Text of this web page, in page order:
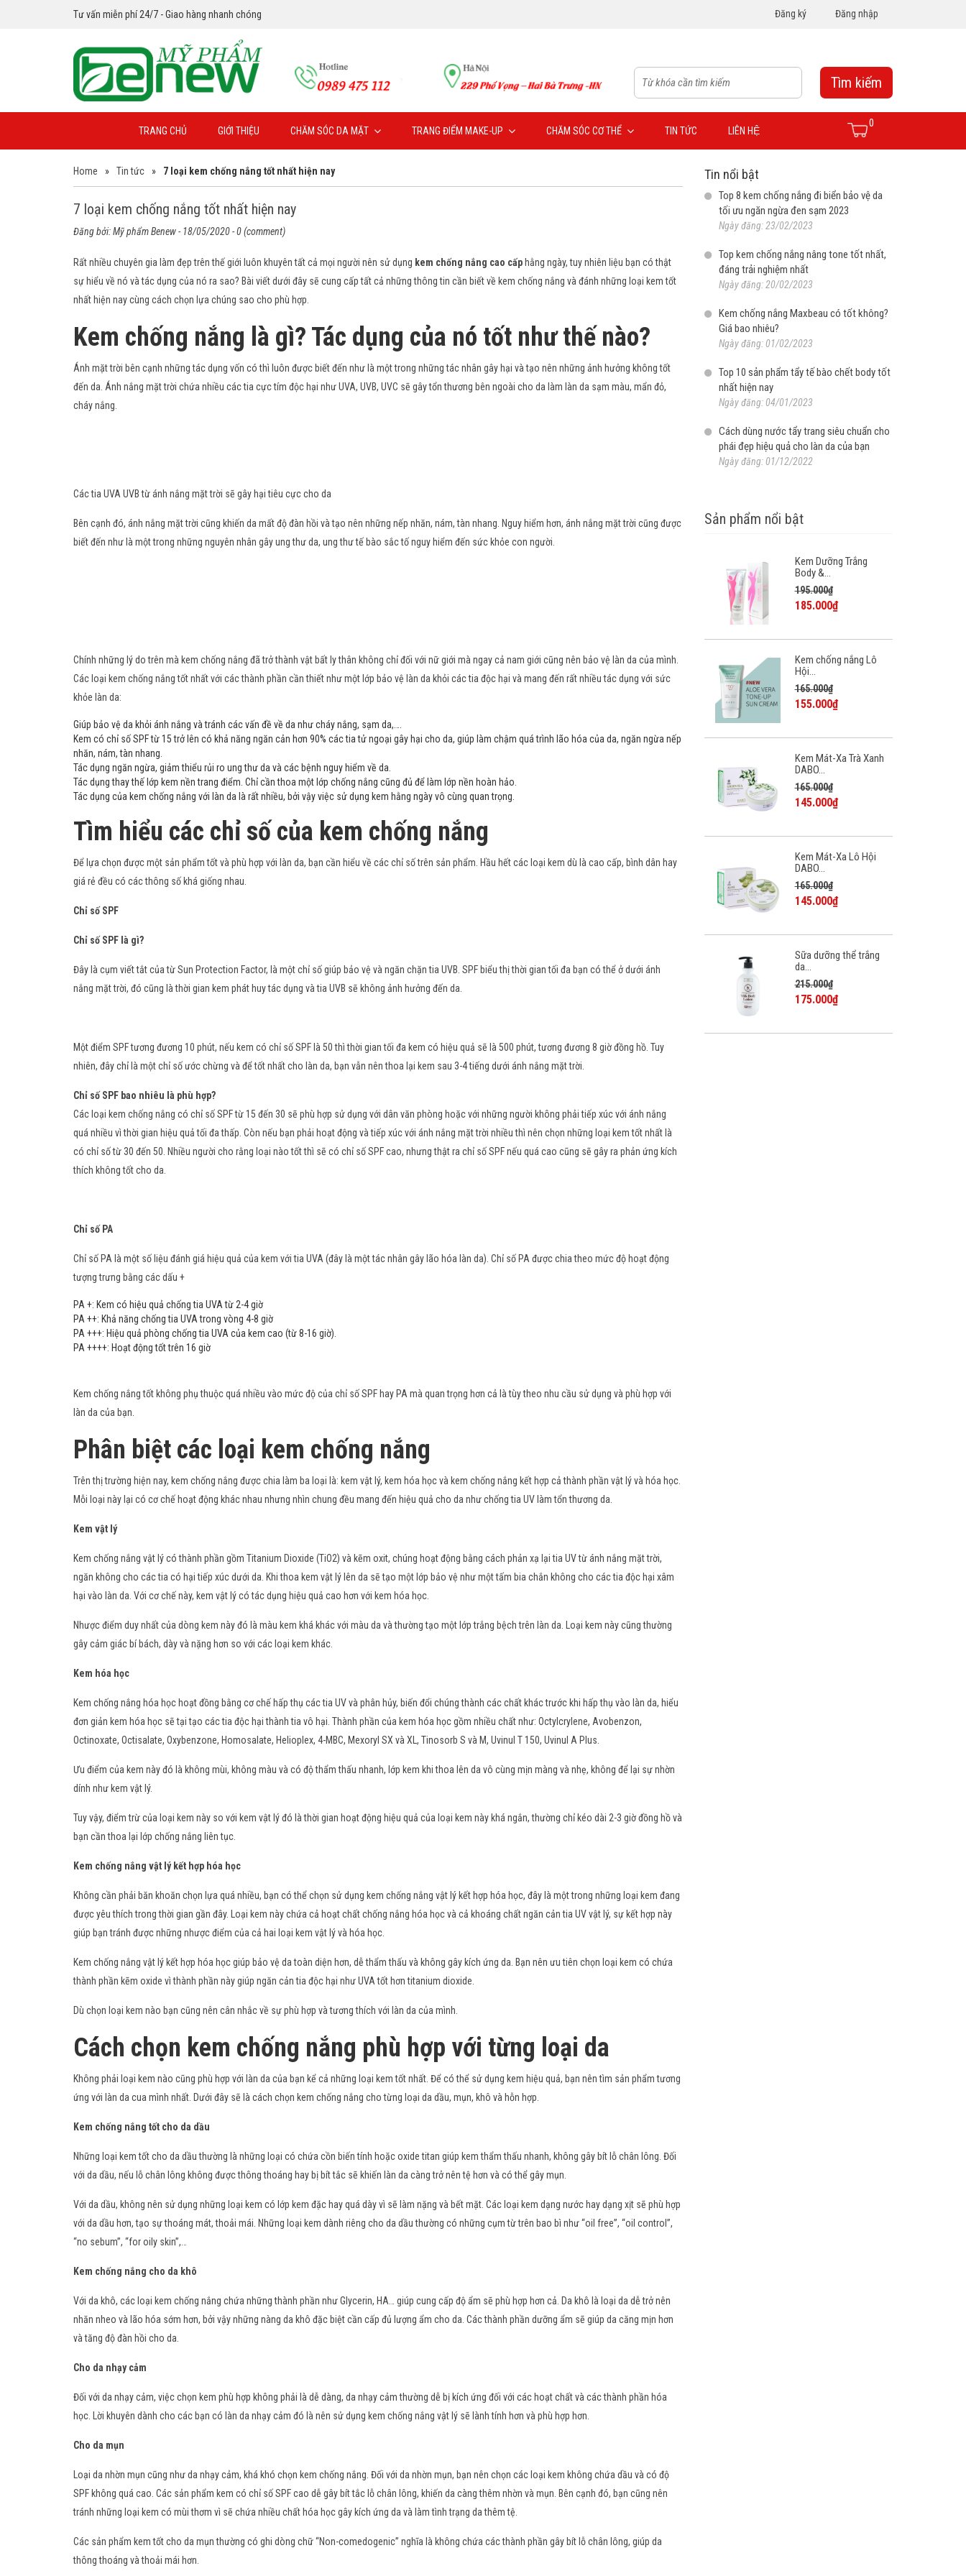
Tư vấn miễn phí 24/7 - Giao hàng nhanh chóng Đăng nhập
Đăng ký
Tìm kiếm
TRANG CHỦ GIỚI THIỆU CHĂM SÓC DA MẶT TRANG ĐIỂM MAKE-UP CHĂM SÓC CƠ THỂ TIN TỨC LIÊN HỆ
0
Home » Tin tức » 7 loại kem chống nắng tốt nhất hiện nay
7 loại kem chống nắng tốt nhất hiện nay
Đăng bởi:Mỹ phẩm Benew- 18/05/2020 - 0 (comment)
Rất nhiều chuyên gia làm đẹp trên thế giới luôn khuyên tất cả mọi người nên sử dụng kem chống nắng cao cấp hằng ngày, tuy nhiên liệu bạn có thật
sự hiểu về nó và tác dụng của nó ra sao? Bài viết dưới đây sẽ cung cấp tất cả những thông tin cần biết về kem chống nắng và đánh những loại kem tốt
nhất hiện nay cùng cách chọn lựa chúng sao cho phù hợp.
Kem chống nắng là gì? Tác dụng của nó tốt như thế nào?
Ánh mặt trời bên cạnh những tác dụng vốn có thì luôn được biết đến như là một trong những tác nhân gây hại và tạo nên những ảnh hưởng không tốt
đến da. Ánh nắng mặt trời chứa nhiều các tia cực tím độc hại như UVA, UVB, UVC sẽ gây tổn thương bên ngoài cho da làm làn da sạm màu, mẩn đỏ,
cháy nắng.
Các tia UVA UVB từ ánh nắng mặt trời sẽ gây hại tiêu cực cho da
Bên cạnh đó, ánh nắng mặt trời cũng khiến da mất độ đàn hồi và tạo nên những nếp nhăn, nám, tàn nhang. Nguy hiểm hơn, ánh nắng mặt trời cũng được
biết đến như là một trong những nguyên nhân gây ung thư da, ung thư tế bào sắc tố nguy hiểm đến sức khỏe con người.
Chính những lý do trên mà kem chống nắng đã trở thành vật bất ly thân không chỉ đối với nữ giới mà ngay cả nam giới cũng nên bảo vệ làn da của mình.
Các loại kem chống nắng tốt nhấtvới các thành phần cần thiết như một lớp bảo vệ làn da khỏi các tia độc hại và mang đến rất nhiều tác dụng với sức
khỏe làn da:
Giúp bảo vệ da khỏi ánh nắng và tránh các vấn đề về da như cháy nắng, sạm da,….
Kem có chỉ số SPF từ 15 trở lên có khả năng ngăn cản hơn 90% các tia tử ngoại gây hại cho da, giúp làm chậm quá trình lão hóa của da, ngăn ngừa nếp
nhăn, nám, tàn nhang.
Tác dụng ngăn ngừa, giảm thiểu rủi ro ung thư da và các bệnh nguy hiểm về da.
Tác dụng thay thế lớp kem nền trang điểm. Chỉ cần thoa một lớp chống nắng cũng đủ để làm lớp nền hoàn hảo.
Tác dụng của kem chống nắng với làn da là rất nhiều, bởi vậy việc sử dụng kem hằng ngày vô cùng quan trọng.
Tìm hiểu các chỉ số của kem chống nắng
Để lựa chọn được một sản phẩm tốt và phù hợp với làn da, bạn cần hiểu về các chỉ số trên sản phẩm. Hầu hết các loại kem dù là cao cấp, bình dân hay
giá rẻ đều có các thông số khá giống nhau.
Chỉ số SPF
Chỉ số SPF là gì?
Đây là cụm viết tắt của từ Sun Protection Factor, là một chỉ số giúp bảo vệ và ngăn chặn tia UVB. SPF biểu thị thời gian tối đa bạn có thể ở dưới ánh
nắng mặt trời, đó cũng là thời gian kem phát huy tác dụng và tia UVB sẽ không ảnh hưởng đến da.
Một điểm SPF tương đương 10 phút, nếu kem có chỉ số SPF là 50 thì thời gian tối đa kem có hiệu quả sẽ là 500 phút, tương đương 8 giờ đồng hồ. Tuy
nhiên, đây chỉ là một chỉ số ước chừng và để tốt nhất cho làn da, bạn vẫn nên thoa lại kem sau 3-4 tiếng dưới ánh nắng mặt trời.
Chỉ số SPF bao nhiêu là phù hợp?
Các loại kem chống nắng có chỉ số SPF từ 15 đến 30 sẽ phù hợp sử dụng với dân văn phòng hoặc với những người không phải tiếp xúc với ánh nắng
quá nhiều vì thời gian hiệu quả tối đa thấp. Còn nếu bạn phải hoạt động và tiếp xúc với ánh nắng mặt trời nhiều thì nên chọn những loại kem tốt nhất là
có chỉ số từ 30 đến 50. Nhiều người cho rằng loại nào tốt thì sẽ có chỉ số SPF cao, nhưng thật ra chỉ số SPF nếu quá cao cũng sẽ gây ra phản ứng kích
thích không tốt cho da.
Chỉ số PA
Chỉ số PA là một số liệu đánh giá hiệu quả của kem với tia UVA (đây là một tác nhân gây lão hóa làn da). Chỉ số PA được chia theo mức độ hoạt động
tượng trưng bằng các dấu +
PA +: Kem có hiệu quả chống tia UVA từ 2-4 giờ
PA ++: Khả năng chống tia UVA trong vòng 4-8 giờ
PA +++: Hiệu quả phòng chống tia UVA của kem cao (từ 8-16 giờ).
PA ++++: Hoạt động tốt trên 16 giờ
Kem chống nắng tốt không phụ thuộc quá nhiều vào mức độ của chỉ số SPF hay PA mà quan trọng hơn cả là tùy theo nhu cầu sử dụng và phù hợp với
làn da của bạn.
Phân biệt các loại kem chống nắng
Trên thị trường hiện nay, kem chống nắng được chia làm ba loại là: kem vật lý, kem hóa học và kem chống nắng kết hợp cả thành phần vật lý và hóa học.
Mỗi loại này lại có cơ chế hoạt động khác nhau nhưng nhìn chung đều mang đến hiệu quả cho da như chống tia UV làm tổn thương da.
Kem vật lý
Kem chống nắng vật lý có thành phần gồm Titanium Dioxide (TiO2) và kẽm oxit, chúng hoạt động bằng cách phản xạ lại tia UV từ ánh nắng mặt trời,
ngăn không cho các tia có hại tiếp xúc dưới da. Khi thoa kem vật lý lên da sẽ tạo một lớp bảo vệ như một tấm bia chắn không cho các tia độc hại xâm
hại vào làn da. Với cơ chế này, kem vật lý có tác dụng hiệu quả cao hơn với kem hóa học.
Nhược điểm duy nhất của dòng kem này đó là màu kem khá khác với màu da và thường tạo một lớp trắng bệch trên làn da. Loại kem này cũng thường
gây cảm giác bí bách, dày và nặng hơn so với các loại kem khác.
Kem hóa học
Kem chống nắng hóa học hoạt đồng bằng cơ chế hấp thụ các tia UV và phân hủy, biến đổi chúng thành các chất khác trước khi hấp thụ vào làn da, hiểu
đơn giản kem hóa học sẽ tại tạo các tia độc hại thành tia vô hại. Thành phần của kem hóa học gồm nhiều chất như: Octylcrylene, Avobenzon,
Octinoxate, Octisalate, Oxybenzone, Homosalate, Helioplex, 4-MBC, Mexoryl SX và XL, Tinosorb S và M, Uvinul T 150, Uvinul A Plus.
Ưu điểm của kem này đó là không mùi, không màu và có độ thẩm thấu nhanh, lớp kem khi thoa lên da vô cùng mịn màng và nhẹ, không để lại sự nhờn
dính như kem vật lý.
Tuy vậy, điểm trừ của loại kem này so với kem vật lý đó là thời gian hoạt động hiệu quả của loại kem này khá ngắn, thường chỉ kéo dài 2-3 giờ đồng hồ và
bạn cần thoa lại lớp chống nắng liên tục.
Kem chống nắng vật lý kết hợp hóa học
Không cần phải băn khoăn chọn lựa quá nhiều, bạn có thể chọn sử dụng kem chống nắng vật lý kết hợp hóa học, đây là một trong những loại kem đang
được yêu thích trong thời gian gần đây. Loại kem này chứa cả hoạt chất chống nắng hóa học và cả khoáng chất ngăn cản tia UV vật lý, sự kết hợp này
giúp bạn tránh được những nhược điểm của cả hai loại kem vật lý và hóa học.
Kem chống nắng vật lý kết hợp hóa học giúp bảo vệ da toàn diện hơn, dễ thẩm thấu và không gây kích ứng da. Bạn nên ưu tiên chọn loại kem có chứa
thành phần kẽm oxide vì thành phần này giúp ngăn cản tia độc hại như UVA tốt hơn titanium dioxide.
Dù chọn loại kem nào bạn cũng nên cân nhắc về sự phù hợp và tương thích với làn da của mình.
Cách chọn kem chống nắng phù hợp với từng loại da
Không phải loại kem nào cũng phù hợp với làn da của bạn kể cả những loại kem tốt nhất. Để có thể sử dụng kem hiệu quả, bạn nên tìm sản phẩm tương
ứng với làn da cua mình nhất. Dưới đây sẽ là cách chọn kem chống nắng cho từng loại da dầu, mụn, khô và hỗn hợp.
Kem chống nắng tốt cho da dầu
Những loại kem tốt cho da dầu thường là những loại có chứa cồn biến tính hoặc oxide titan giúp kem thẩm thấu nhanh, không gây bít lỗ chân lông. Đối
với da dầu, nếu lỗ chân lông không được thông thoáng hay bị bít tắc sẽ khiến làn da càng trở nên tệ hơn và có thể gây mụn.
Với da dầu, không nên sử dụng những loại kem có lớp kem đặc hay quá dày vì sẽ làm nặng và bết mặt. Các loại kem dạng nước hay dạng xịt sẽ phù hợp
với da dầu hơn, tạo sự thoáng mát, thoải mái. Những loại kem dành riêng cho da dầu thường có những cụm từ trên bao bì như “oil free”, “oil control”,
“no sebum”, “for oily skin”,…
Kem chống nắng cho da khô
Với da khô, các loại kem chống nắng chứa những thành phần như Glycerin, HA… giúp cung cấp độ ẩm sẽ phù hợp hơn cả. Da khô là loại da dễ trở nên
nhăn nheo và lão hóa sớm hơn, bởi vậy những nàng da khô đặc biệt cần cấp đủ lượng ẩm cho da. Các thành phần dưỡng ẩm sẽ giúp da căng mịn hơn
và tăng độ đàn hồi cho da.
Cho da nhạy cảm
Đối với da nhạy cảm, việc chọn kem phù hợp không phải là dễ dàng, da nhạy cảm thường dễ bị kích ứng đối với các hoạt chất và các thành phần hóa
học. Lời khuyên dành cho các bạn có làn da nhạy cảm đó là nên sử dụng kem chống nắng vật lý sẽ lành tính hơn và phù hợp hơn.
Cho da mụn
Loại da nhờn mụn cũng như da nhạy cảm, khá khó chọn kem chống nắng. Đối với da nhờn mụn, bạn nên chọn các loại kem không chứa dầu và có độ
SPF không quá cao. Các sản phẩm kem có chỉ số SPF cao dễ gây bít tắc lỗ chân lông, khiến da càng thêm nhờn và mụn. Bên cạnh đó, bạn cũng nên
tránh những loại kem có mùi thơm vì sẽ chứa nhiều chất hóa học gây kích ứng da và làm tình trạng da thêm tệ.
Các sản phẩm kem tốt cho da mụn thường có ghi dòng chữ “Non-comedogenic” nghĩa là không chứa các thành phần gây bít lỗ chân lông, giúp da
thông thoáng và thoải mái hơn.
Tin nổi bật
Top 8 kem chống nắng đi biển bảo vệ da
tối ưu ngăn ngừa đen sạm 2023
Ngày đăng: 23/02/2023
Top kem chống nắng nâng tone tốt nhất,
đáng trải nghiệm nhất
Ngày đăng: 20/02/2023
Kem chống nắng Maxbeau có tốt không?
Giá bao nhiêu?
Ngày đăng: 01/02/2023
Top 10 sản phẩm tẩy tế bào chết body tốt
nhất hiện nay
Ngày đăng: 04/01/2023
Cách dùng nước tẩy trang siêu chuẩn cho
phái đẹp hiệu quả cho làn da của bạn
Ngày đăng: 01/12/2022
Sản phẩm nổi bật
Kem Dưỡng Trắng
Body &...
195.000₫
185.000₫
Kem chống nắng Lô
Hội...
165.000₫
155.000₫
Kem Mát-Xa Trà Xanh
DABO...
165.000₫
145.000₫
Kem Mát-Xa Lô Hội
DABO...
165.000₫
145.000₫
Sữa dưỡng thể trắng
da...
215.000₫
175.000₫